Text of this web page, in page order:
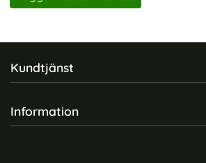
Sidfot Blandad info och
Kundtjänst
Information